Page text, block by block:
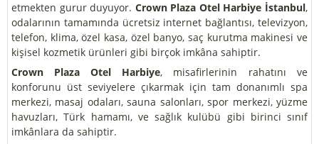
etmekten gurur duyuyor. Crown Plaza Otel Harbiye İstanbul,
odalarının tamamında ücretsiz internet bağlantısı, televizyon,
telefon, klima, özel kasa, özel banyo, saç kurutma makinesi ve
kişisel kozmetik ürünleri gibi birçok imkâna sahiptir.
Crown Plaza Otel Harbiye, misafirlerinin rahatını ve
konforunu üst seviyelere çıkarmak için tam donanımlı spa
merkezi, masaj odaları, sauna salonları, spor merkezi, yüzme
havuzları, Türk hamamı, ve sağlık kulübü gibi birinci sınıf
imkânlara da sahiptir.